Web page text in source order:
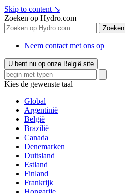
Skip to content ↘
Zoeken op Hydro.com
Zoeken
Neem contact met ons op
U bent nu op onze België site
Kies de gewenste taal
Global
Argentinië
België
Brazilië
Canada
Denemarken
Duitsland
Estland
Finland
Frankrijk